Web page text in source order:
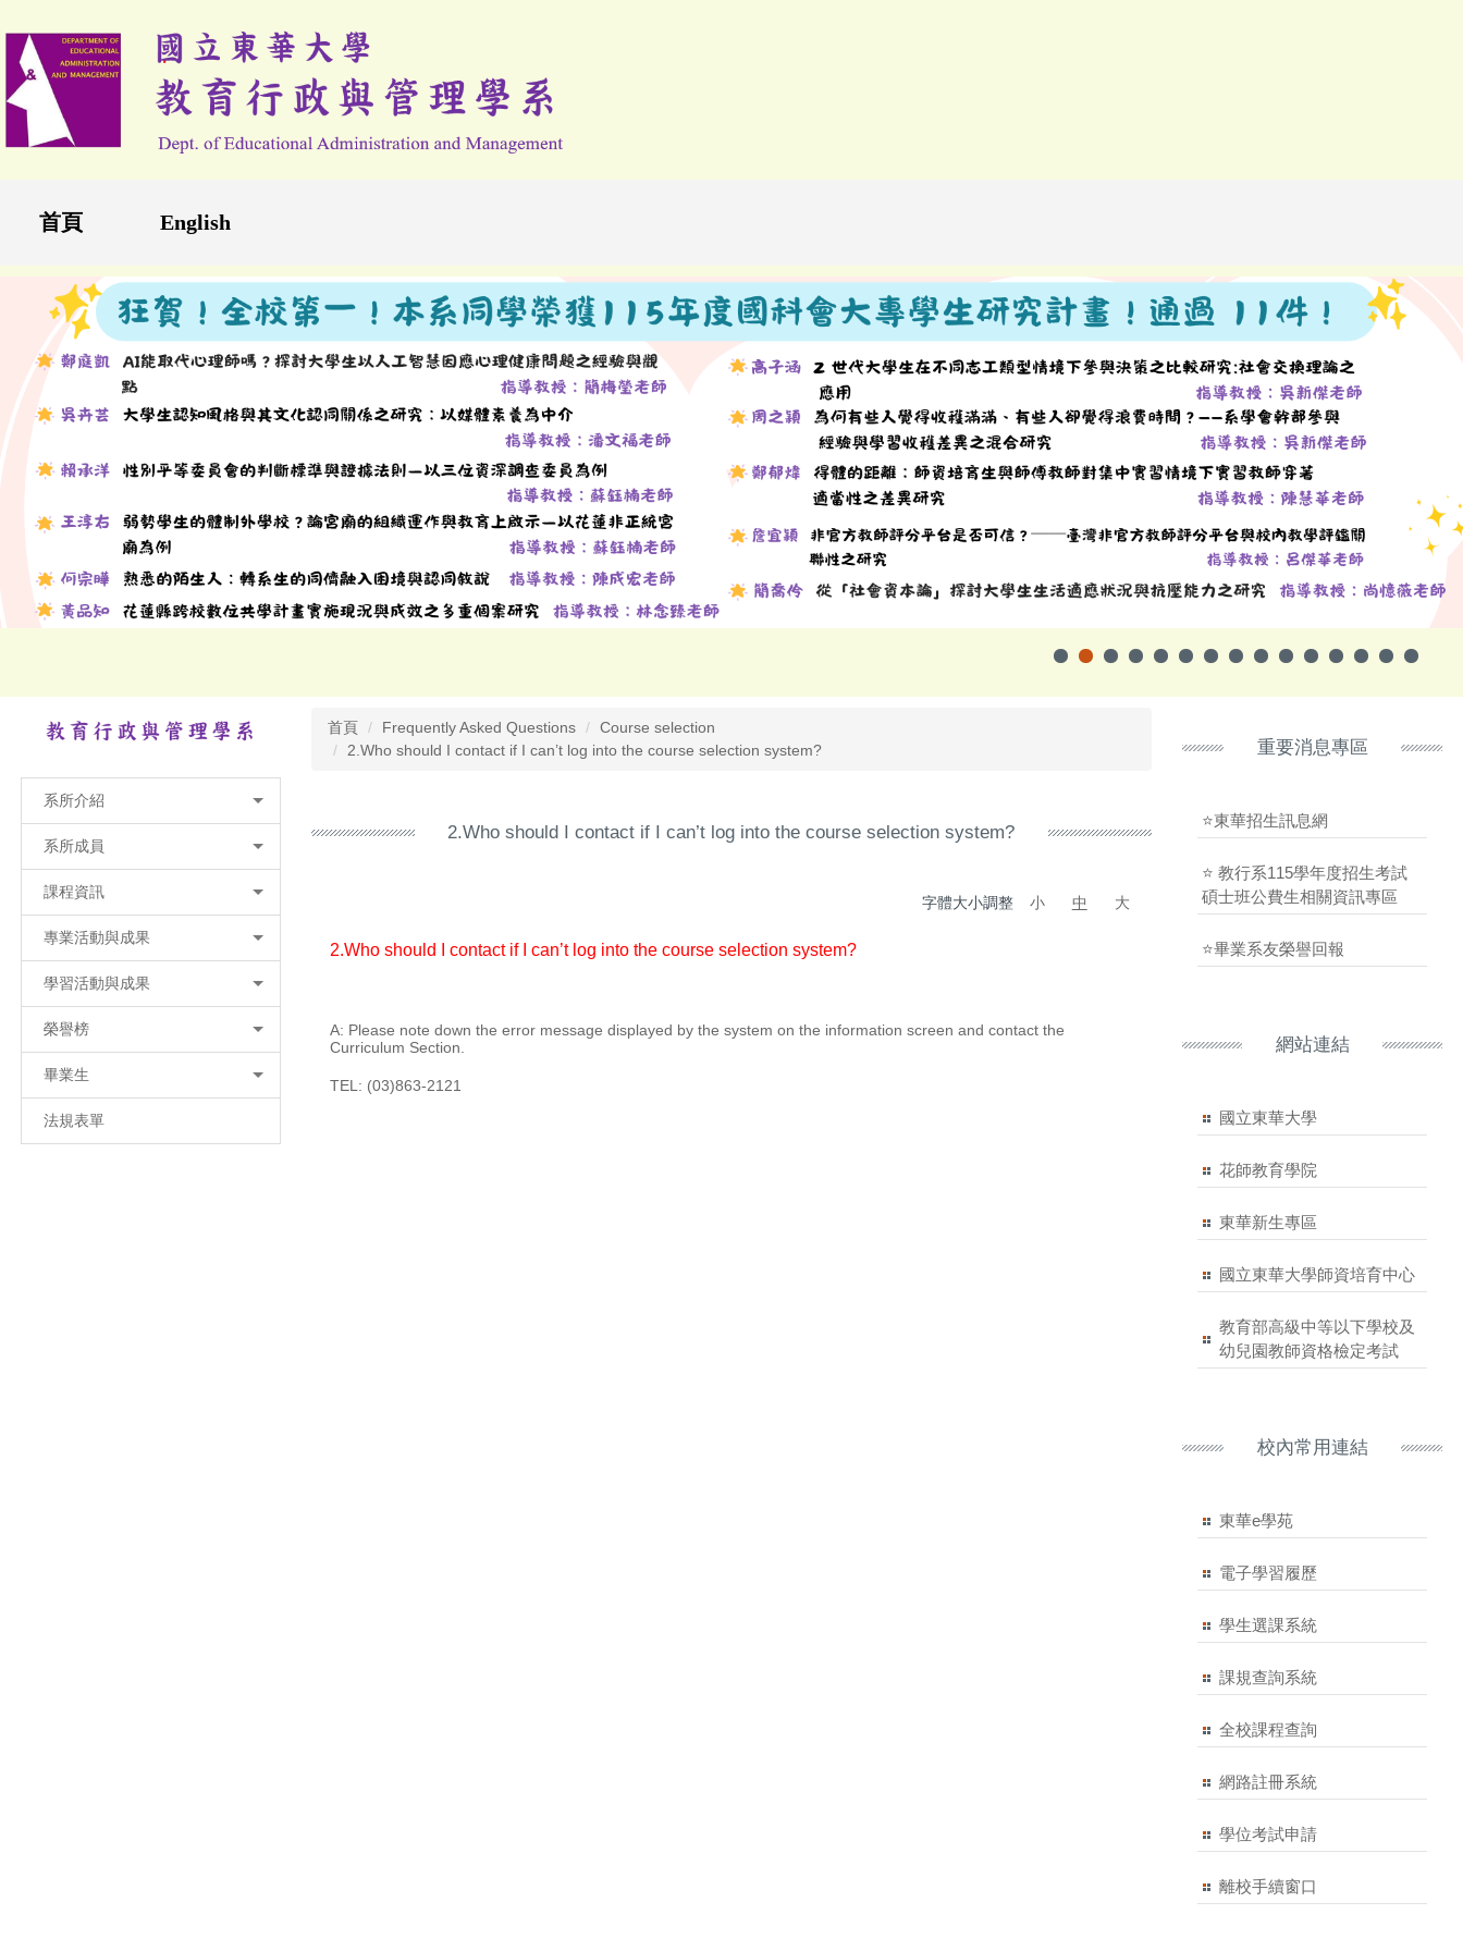
到
主
要
內
區
首頁 English
系所介紹
系所成員
課程資訊
專業活動與成果
學習活動與成果
榮譽榜
畢業生
法規表單
首頁 Frequently Asked Questions
Course selection
2.Who should I contact if I can’t log into the course selection system?
2.Who should I contact if I can’t log into the course selection system?
字體大小調整 小 中 大
2.Who should I contact if I can’t log into the course selection system?
A: Please note down the error message displayed by the system on the information screen and contact the
Curriculum Section.
TEL: (03)863-2121
重要消息專區
⭐東華招生訊息網
⭐ 教行系115學年度招生考試
碩士班公費生相關資訊專區
⭐畢業系友榮譽回報
網站連結
國立東華大學
花師教育學院
東華新生專區
國立東華大學師資培育中心
教育部高級中等以下學校及
幼兒園教師資格檢定考試
校內常用連結
東華e學苑
電子學習履歷
學生選課系統
課規查詢系統
全校課程查詢
網路註冊系統
學位考試申請
離校手續窗口